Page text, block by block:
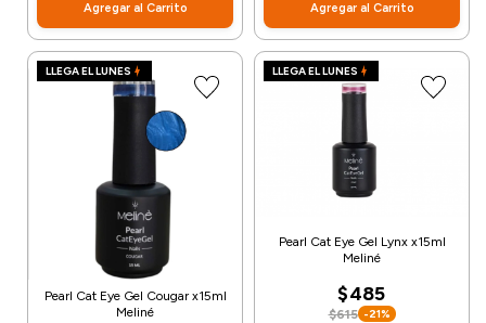
Agregar al Carrito Agregar al Carrito
LLEGA EL LUNES
Pearl Cat Eye Gel Cougar x15ml
Meliné
LLEGA EL LUNES
Pearl Cat Eye Gel Lynx x15ml
Meliné
$485
$615 -21%